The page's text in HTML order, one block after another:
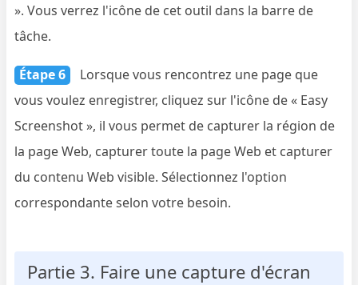
». Vous verrez l'icône de cet outil dans la barre de
tâche.
Étape 6
Lorsque vous rencontrez une page que
vous voulez enregistrer, cliquez sur l'icône de « Easy
Screenshot », il vous permet de capturer la région de
la page Web, capturer toute la page Web et capturer
du contenu Web visible. Sélectionnez l'option
correspondante selon votre besoin.
Partie 3. Faire une capture d'écran